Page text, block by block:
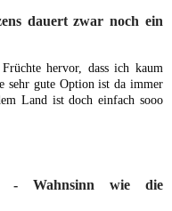
dauert zwar noch ein
hervor, dass ich kaum
sehr gute Option ist da immer
Land ist doch einfach sooo
- Wahnsinn wie die